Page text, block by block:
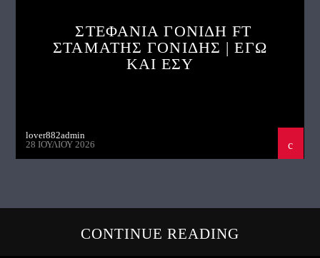
ΣΤΕΦΑΝΙΑ ΓΟΝΙΔΗ FT
ΣΤΑΜΑΤΗΣ ΓΟΝΙΔΗΣ | ΕΓΩ
ΚΑΙ ΕΣΥ
lover882admin
28 ΙΟΥΛΊΟΥ 2026
CONTINUE READING